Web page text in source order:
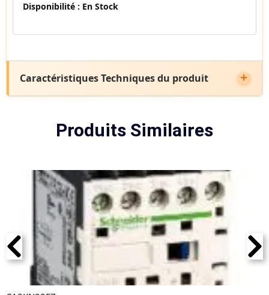
Disponibilité : En Stock
Caractéristiques Techniques du produit
Produits Similaires